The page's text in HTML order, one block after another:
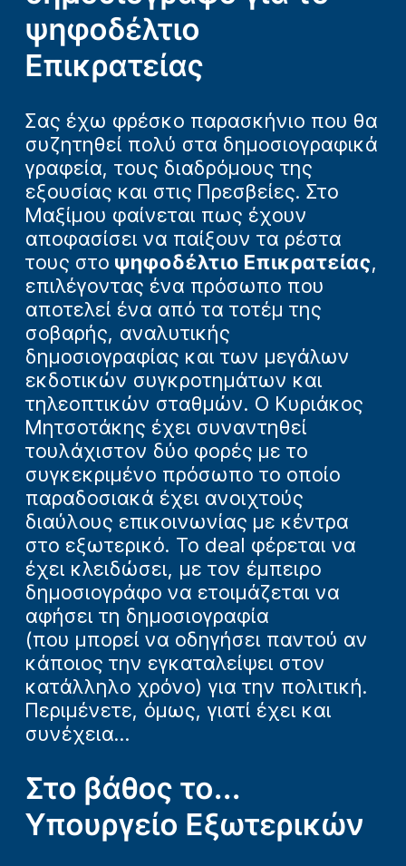
ψηφοδέλτιο
Επικρατείας
Σας έχω φρέσκο παρασκήνιο που θα
συζητηθεί πολύ στα δημοσιογραφικά
γραφεία, τους διαδρόμους της
εξουσίας και στις Πρεσβείες. Στο
Μαξίμου φαίνεται πως έχουν
αποφασίσει να παίξουν τα ρέστα
τους στο ψηφοδέλτιο Επικρατείας,
επιλέγοντας ένα πρόσωπο που
αποτελεί ένα από τα τοτέμ της
σοβαρής, αναλυτικής
δημοσιογραφίας και των μεγάλων
εκδοτικών συγκροτημάτων και
τηλεοπτικών σταθμών. Ο Κυριάκος
Μητσοτάκης έχει συναντηθεί
τουλάχιστον δύο φορές με το
συγκεκριμένο πρόσωπο το οποίο
παραδοσιακά έχει ανοιχτούς
διαύλους επικοινωνίας με κέντρα
στο εξωτερικό. Το deal φέρεται να
έχει κλειδώσει, με τον έμπειρο
δημοσιογράφο να ετοιμάζεται να
αφήσει τη δημοσιογραφία
(που μπορεί να οδηγήσει παντού αν
κάποιος την εγκαταλείψει στον
κατάλληλο χρόνο) για την πολιτική.
Περιμένετε, όμως, γιατί έχει και
συνέχεια...
Στο βάθος το...
Υπουργείο Εξωτερικών